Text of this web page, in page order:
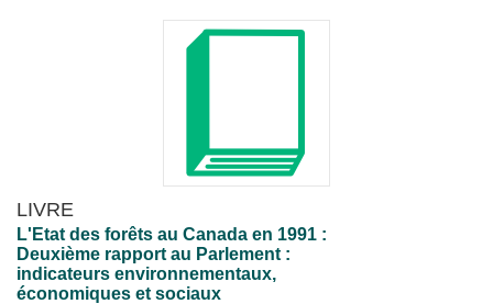
LIVRE
L'Etat des forêts au Canada en 1991 :
Deuxième rapport au Parlement :
indicateurs environnementaux,
économiques et sociaux